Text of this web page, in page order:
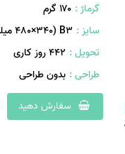
گرماژ : ۱۷۰ گرم
سایز : B۳ (۴۸۰×۳۴۰ میلیمتر)
تحویل : 442 روز کاری
طراحی : بدون طراحی
سفارش دهید